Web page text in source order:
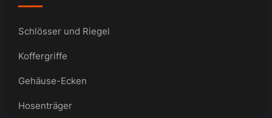
Schlösser und Riegel
Koffergriffe
Gehäuse-Ecken
Hosenträger